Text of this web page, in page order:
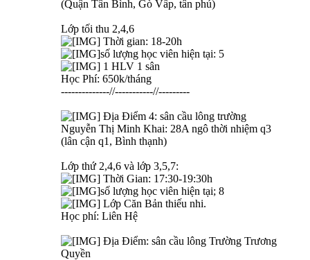
(Quận Tân Bình, Gò Vấp, tân phú)
Lớp tối thu 2,4,6
Thời gian: 18-20h
số lượng học viên hiện tại: 5
1 HLV 1 sân
Học Phí: 650k/tháng
--------------//-----------//---------
Địa Điểm 4: sân cầu lông trường
Nguyễn Thị Minh Khai: 28A ngô thời nhiệm q3
(lân cận q1, Bình thạnh)
Lớp thứ 2,4,6 và lớp 3,5,7:
Thời Gian: 17:30-19:30h
số lượng học viên hiện tại; 8
Lớp Căn Bản thiếu nhi.
Học phí: Liên Hệ
Địa Điểm: sân cầu lông Trường Trương
Quyền